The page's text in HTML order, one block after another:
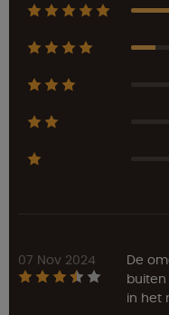
07 Nov 2024
De
in het